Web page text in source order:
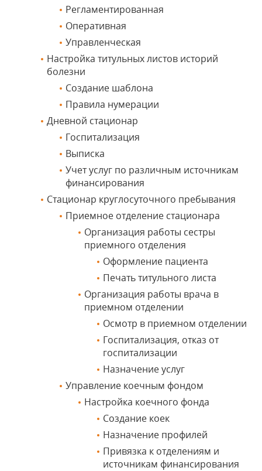
Регламентированная
Оперативная
Управленческая
Настройка титульных листов историй
болезни
Создание шаблона
Правила нумерации
Дневной стационар
Госпитализация
Выписка
Учет услуг по различным источникам
финансирования
Стационар круглосуточного пребывания
Приемное отделение стационара
Организация работы сестры
приемного отделения
Оформление пациента
Печать титульного листа
Организация работы врача в
приемном отделении
Осмотр в приемном отделении
Госпитализация, отказ от
госпитализации
Назначение услуг
Управление коечным фондом
Настройка коечного фонда
Создание коек
Назначение профилей
Привязка к отделениям и
источникам финансирования